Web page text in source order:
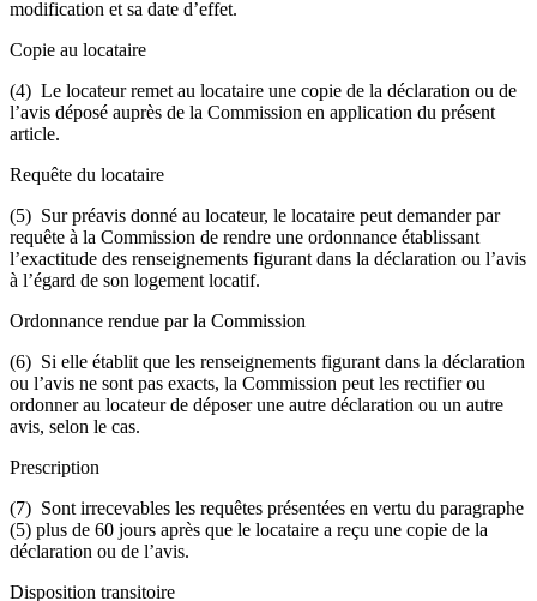
modification et sa date d’effet.
Copie au locataire
(4) Le locateur remet au locataire une copie de la déclaration ou de
l’avis déposé auprès de la Commission en application du présent
article.
Requête du locataire
(5) Sur préavis donné au locateur, le locataire peut demander par
requête à la Commission de rendre une ordonnance établissant
l’exactitude des renseignements figurant dans la déclaration ou l’avis
à l’égard de son logement locatif.
Ordonnance rendue par la Commission
(6) Si elle établit que les renseignements figurant dans la déclaration
ou l’avis ne sont pas exacts, la Commission peut les rectifier ou
ordonner au locateur de déposer une autre déclaration ou un autre
avis, selon le cas.
Prescription
(7) Sont irrecevables les requêtes présentées en vertu du paragraphe
(5) plus de 60 jours après que le locataire a reçu une copie de la
déclaration ou de l’avis.
Disposition transitoire